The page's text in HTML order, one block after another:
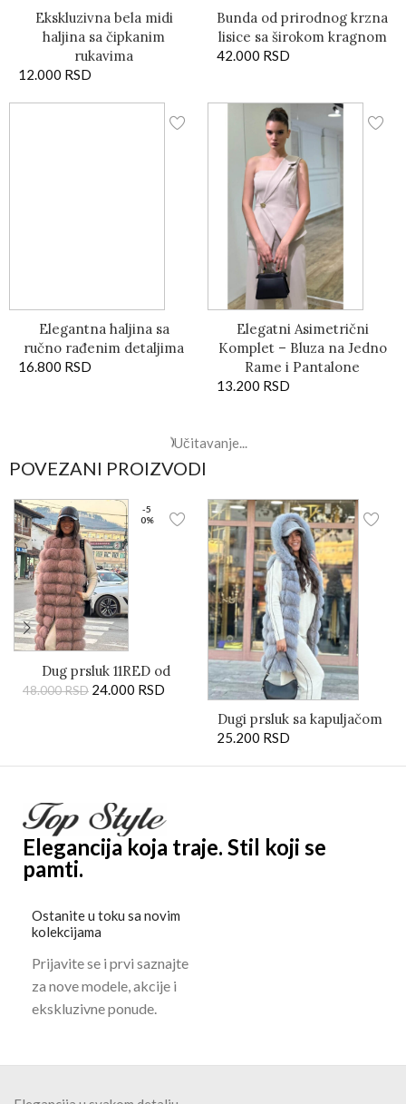
Ekskluzivna bela midi
haljina sa čipkanim
rukavima
12.000 RSD
Bunda od prirodnog krzna
lisice sa širokom kragnom
42.000 RSD
Elegantna haljina sa
ručno rađenim detaljima
16.800 RSD
Elegatni Asimetrični
Komplet – Bluza na Jedno
Rame i Pantalone
13.200 RSD
Elegantna duga haljina sa
7.200RSD
Midi svečana svetloplava
sedefasta top haljina
19.200RSD
Cvetna Haljina Amelie sa
10.800RSD
-6
0%